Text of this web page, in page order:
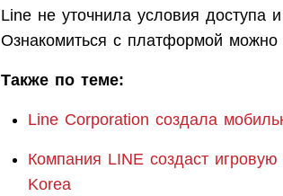
Line не уточнила условия доступа
Ознакомиться с платформой можно
Также по теме:
Line Corporation создала
Компания LINE создаст
Korea